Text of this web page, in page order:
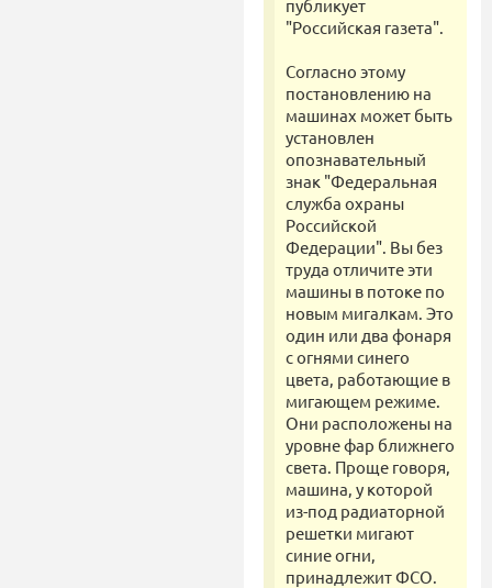
публикует
"Российская газета".
Согласно этому
постановлению на
машинах может быть
установлен
опознавательный
знак "Федеральная
служба охраны
Российской
Федерации". Вы без
труда отличите эти
машины в потоке по
новым мигалкам. Это
один или два фонаря
с огнями синего
цвета, работающие в
мигающем режиме.
Они расположены на
уровне фар ближнего
света. Проще говоря,
машина, у которой
из-под радиаторной
решетки мигают
синие огни,
принадлежит ФСО.